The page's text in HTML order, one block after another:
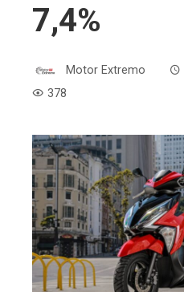
7,4%
Motor Extremo
378